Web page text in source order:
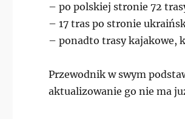
– po polskiej stronie 72
– 17 tras po stronie
– ponadto trasy kajakowe,
Przewodnik w swym
aktualizowanie go nie ma